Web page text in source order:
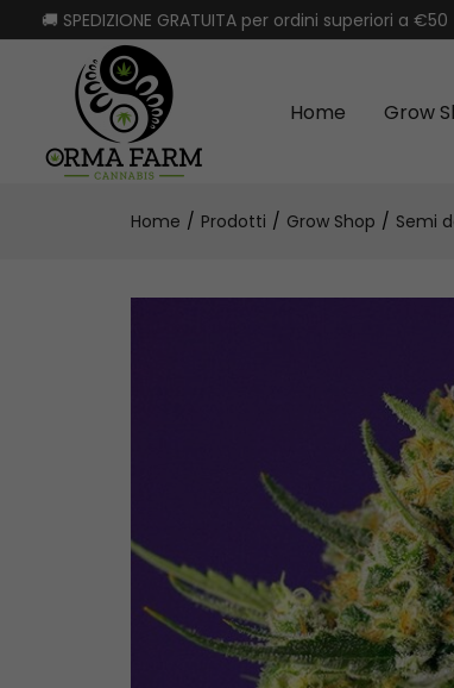
🚚 SPEDIZIONE GRATUITA per ordini superiori a €50
Home Grow
Home Prodotti Grow Shop Semi